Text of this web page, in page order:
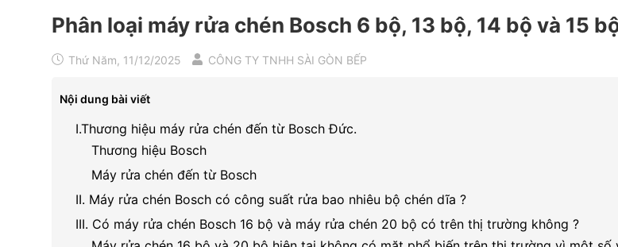
Phân loại máy rửa chén Bosch 6 bộ, 13 bộ, 14 bộ và 15
Thứ Năm, 11/12/2025 CÔNG TY TNHH SÀI GÒN BẾP
Nội dung bài viết
I.Thương hiệu máy rửa chén đến từ Bosch Đức.
Thương hiệu Bosch
Máy rửa chén đến từ Bosch
II. Máy rửa chén Bosch có công suất rửa bao nhiêu bộ chén dĩa ?
III. Có máy rửa chén Bosch 16 bộ và máy rửa chén 20 bộ có trên thị trường không ?